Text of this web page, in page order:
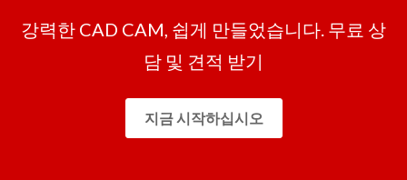
강력한 CAD CAM, 쉽게 만들었습니다. 무료 상
담 및 견적 받기
지금 시작하십시오